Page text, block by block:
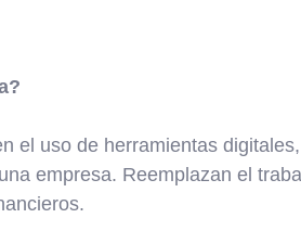
el uso de herramientas
empresa. Reemplazan el